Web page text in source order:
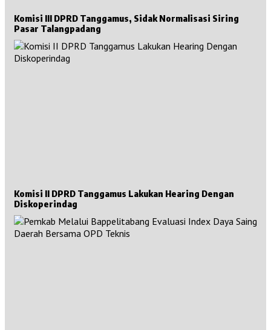
Komisi III DPRD Tanggamus, Sidak Normalisasi Siring
Pasar Talangpadang
Komisi II DPRD Tanggamus Lakukan Hearing Dengan
Diskoperindag